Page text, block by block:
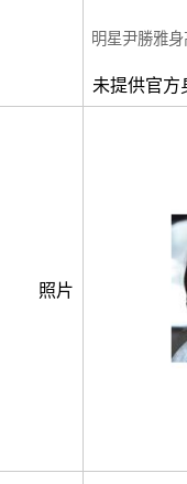
明星尹勝雅身
未提供官方
照片